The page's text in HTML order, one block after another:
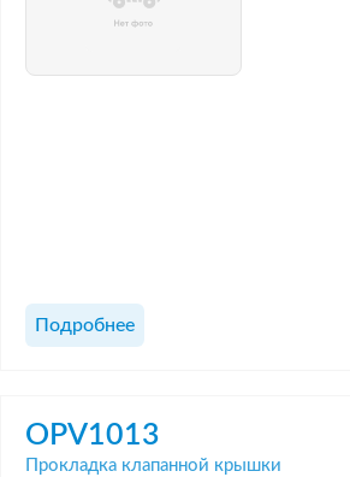
Подробнее
OPV1013
Прокладка клапанной крышки